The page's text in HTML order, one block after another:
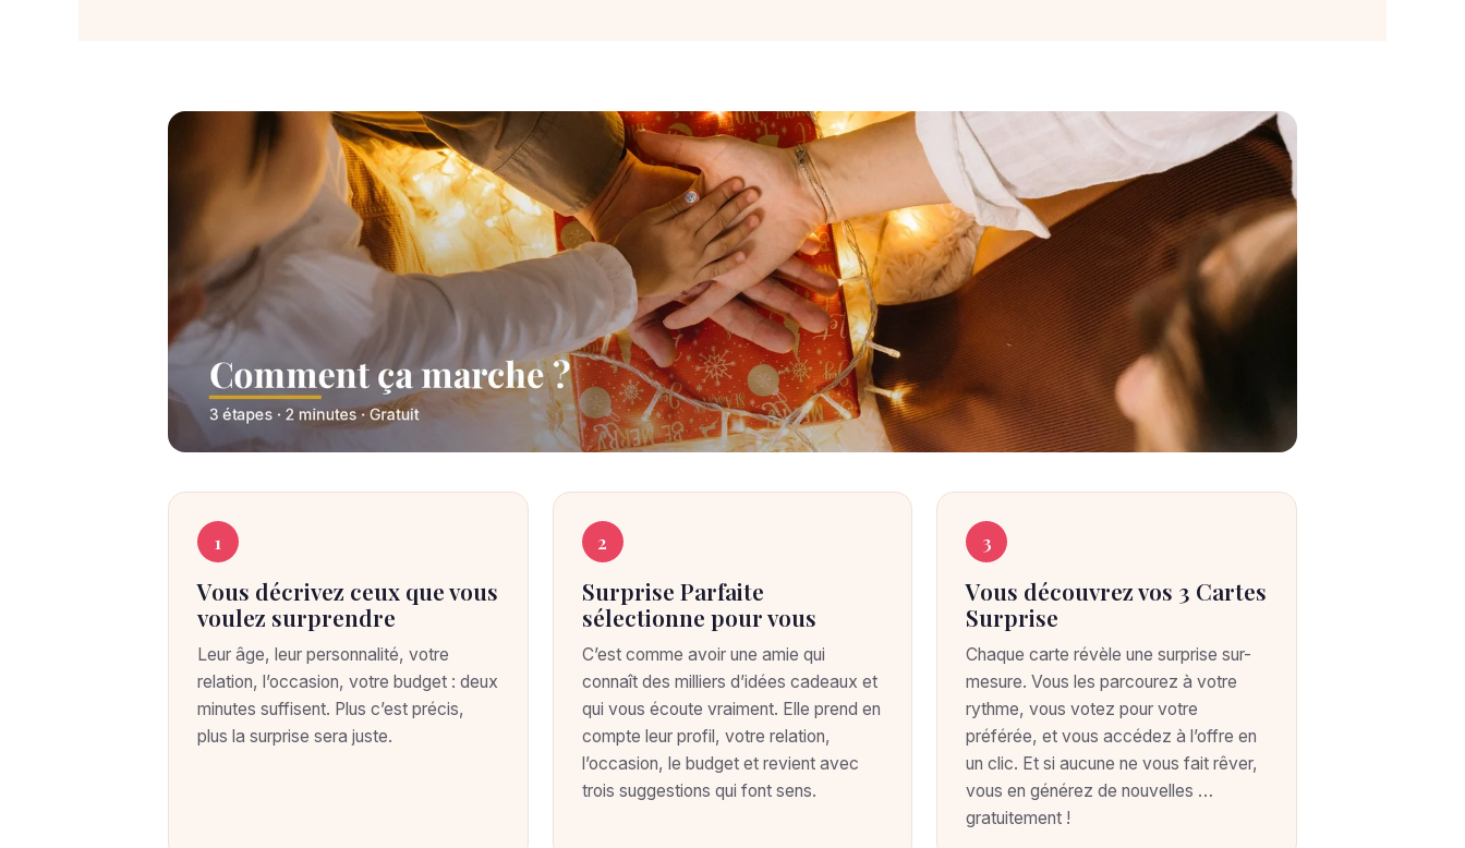
C
C
m
m
1
Vous décrivez ceux que vous
voulez surprendre
Leur âge, leur personnalité, votre
relation, l’occasion, votre budget : deux
minutes suffisent. Plus c’est précis,
plus la surprise sera juste.
2
Surprise Parfaite
sélectionne pour vous
C’est comme avoir une amie qui
connaît des milliers d’idées cadeaux et
qui vous écoute vraiment. Elle prend en
compte leur profil, votre relation,
l’occasion, le budget et revient avec
trois suggestions qui font sens.
3
Vous découvrez vos 3 Cartes
Surprise
Chaque carte révèle une surprise sur-
mesure. Vous les parcourez à votre
rythme, vous votez pour votre
préférée, et vous accédez à l’offre en
un clic. Et si aucune ne vous fait rêver,
vous en générez de nouvelles …
gratuitement !